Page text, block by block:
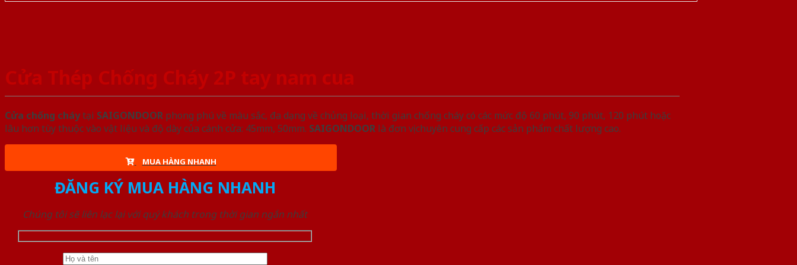
Cửa Thép Chống Cháy 2P tay nam cua
Cửa chống cháytại SAIGONDOOR phong phú về màu sắc, đa dạng về chủng loại, thời gian chống cháy có các mức độ 60 phút, 90 phút, 120 phút hoặc
lâu hơn tùy thuộc vào vật liệu và độ dày của cánh cửa: 45mm, 50mm. SAIGONDOOR là đơn vị chuyên cung cấp các sản phẩm chất lượng cao.
MUA HÀNG NHANH
ĐĂNG KÝ MUA HÀNG NHANH
Chúng tôi sẽ liên lạc lại với quý khách trong thời gian ngắn nhất